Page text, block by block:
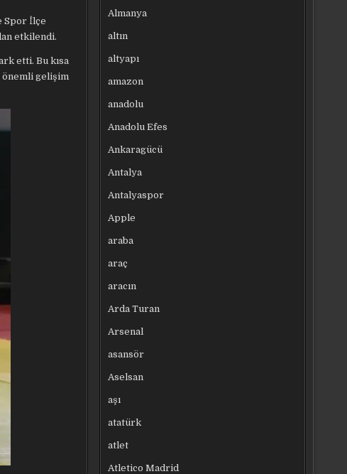
Spor İlçe
etkilendi.
etti. Bu kısa
önemli gelişim
Almanya
altın
altyapı
amazon
anadolu
Anadolu Efes
Ankaragücü
Antalya
Antalyaspor
Apple
araba
araç
aracın
Arda Turan
Arsenal
asansör
Aselsan
aşı
atatürk
atlet
Atletico Madrid